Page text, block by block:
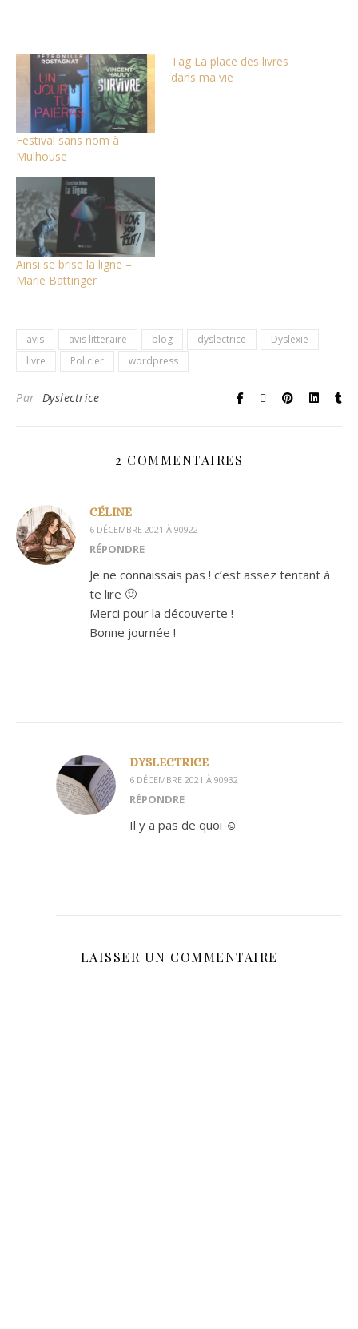
Festival sans nom à
Mulhouse
Tag La place des livres
dans ma vie
Ainsi se brise la ligne –
Marie Battinger
avis avis litteraire blog dyslectrice
Dyslexie
livre
Policier wordpress
Par Dyslectrice
2 COMMENTAIRES
CÉLINE
6 DÉCEMBRE 2021 À 90922
RÉPONDRE
Je ne connaissais pas ! c’est assez tentant à
te lire 🙂
Merci pour la découverte !
Bonne journée !
DYSLECTRICE
6 DÉCEMBRE 2021 À 90932
RÉPONDRE
Il y a pas de quoi ☺️
LAISSER UN COMMENTAIRE